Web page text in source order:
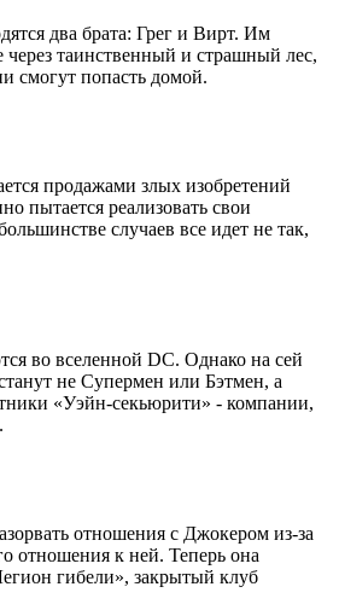
два брата: Грег и Вирт. Им
через таинственный и страшный лес,
смогут попасть домой.
продажами злых изобретений
пытается реализовать свои
случаев все идет не так,
во вселенной DC. Однако на сей
не Супермен или Бэтмен, а
«Уэйн-секьюрити» - компании,
отношения с Джокером из-за
отношения к ней. Теперь она
гибели», закрытый клуб